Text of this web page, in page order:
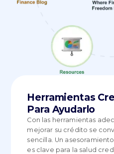
Herramientas
Para Ayudarlo
Con las herramientas
mejorar su crédito se
sencilla. Un
es clave para la salud